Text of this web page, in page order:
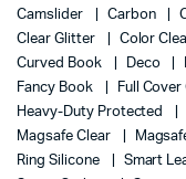
Camslider
Carbon
Clear Glitter
Color
Curved Book
Deco
Fancy Book
Full
Heavy-Duty Protected
Magsafe Clear
Ring Silicone
Smart